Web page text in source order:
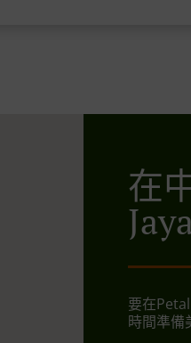
在
要在
時間準備